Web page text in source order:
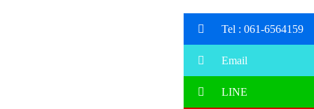
Tel : 061-6564159
Email
LINE